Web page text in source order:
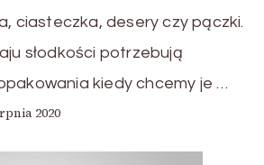
ciasteczka, desery czy pączki.
słodkości potrzebują
kiedy chcemy je …
2020